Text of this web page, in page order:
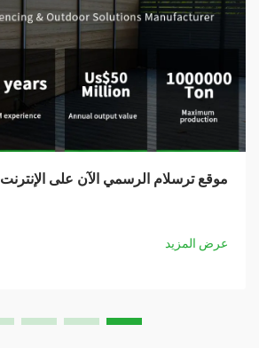
موقع ترسلام الرسمي الآن على الإنترنت
عرض المزيد